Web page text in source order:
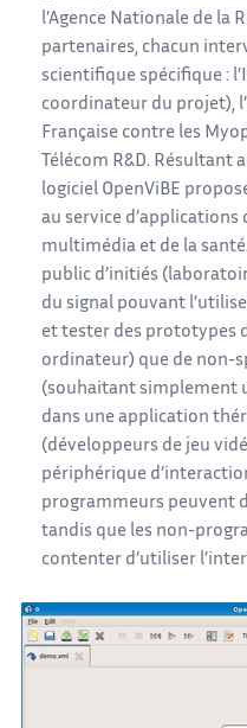
l’Agence Nationale de la
partenaires, chacun
scientifique spécifique :
coordinateur du projet),
Française contre les
Télécom R&D. Résultant
logiciel OpenViBE
au service d’applications
multimédia et de la
public d’initiés
du signal pouvant
et tester des prototypes
ordinateur) que de non-
(souhaitant simplement
dans une application
(développeurs de jeu
périphérique
programmeurs peuvent
tandis que les non-
contenter d’utiliser